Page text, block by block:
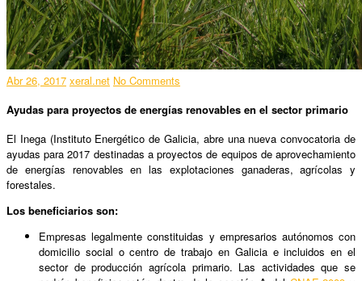
Abr 26, 2017 xeral.net No Comments
Ayudas para proyectos de energías renovables en el sector primario
El Inega (Instituto Energético de Galicia, abre una nueva convocatoria de
ayudas para 2017 destinadas a proyectos de equipos de aprovechamiento
de energías renovables en las explotaciones ganaderas, agrícolas y
forestales.
Los beneficiarios son:
Empresas legalmente constituidas y empresarios autónomos con
domicilio social o centro de trabajo en Galicia e incluidos en el
sector de producción agrícola primario. Las actividades que se